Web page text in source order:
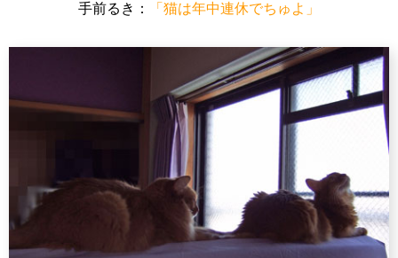
手前るき：
「猫は年中連休でちゅよ」